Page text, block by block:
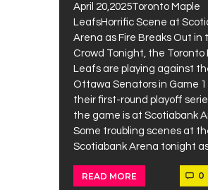
April 20,2025Toronto Maple
LeafsHorrific Scene at
Arena as Fire Breaks Out in
Crowd Tonight, the Toronto
Leafs are playing against
Ottawa Senators in Game 1
their first-round playoff
the game is at Scotiabank
Some troubling scenes at
Scotiabank Arena tonight
READ MORE 0